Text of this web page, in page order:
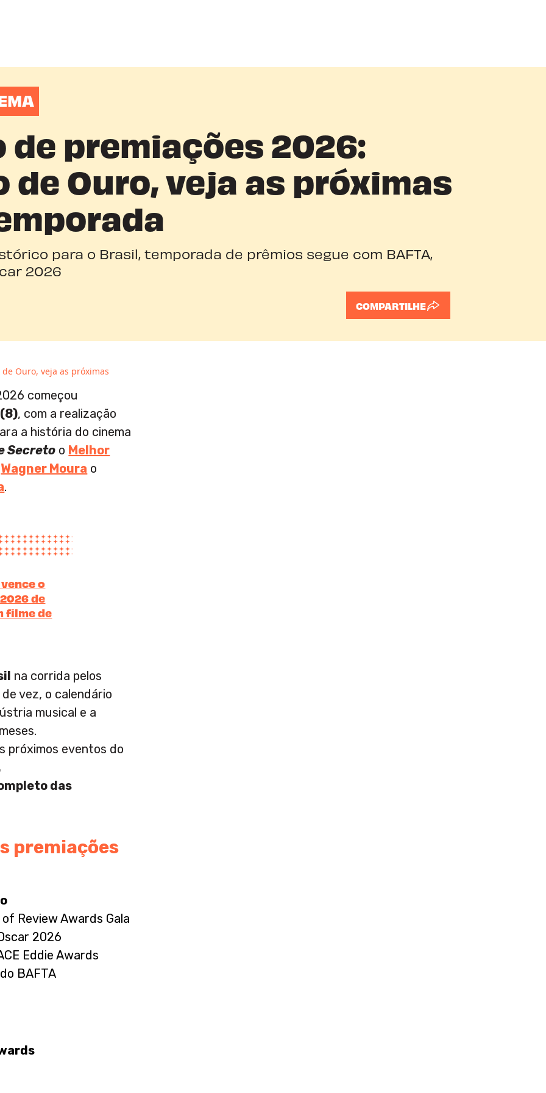
de premiações 2026:
de Ouro, veja as próximas
para o Brasil, temporada de prêmios segue com BAFTA,
2026
COMPARTILHE
Ouro, veja as próximas
começou
, com a realização
a história do cinema
Secreto o Melhor
Wagner Moura o
.
o
de
filme de
na corrida pelos
vez, o calendário
musical e a
próximos eventos do
das
premiações
Review Awards Gala
2026
Eddie Awards
BAFTA